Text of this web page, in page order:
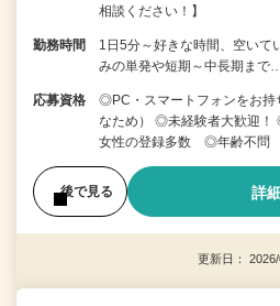
相談ください！】
勤務時間
1日5分～好きな時間、空い
みの単発や短期～中長期まで
応募資格
◎PC・スマートフォンをお
なため） ◎未経験者大歓迎
女性の登録多数 ◎年齢不問
後で見る 詳
更新日：